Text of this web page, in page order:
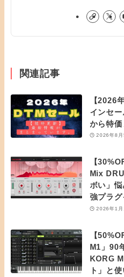
関連記事
【2026
インセ
から特価
2026年8月
【
Mix
ボい」
強プラ
2026年1
【
M1」90
KORG
ト」と